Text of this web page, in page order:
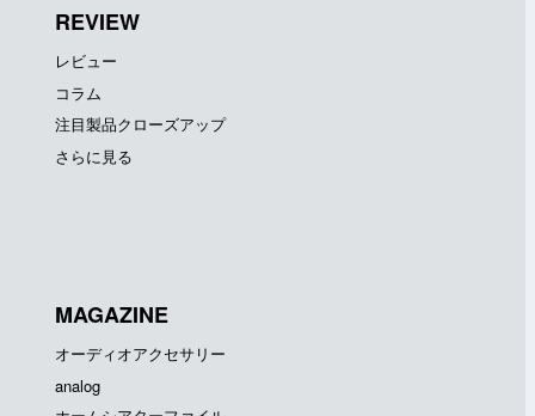
REVIEW
レビュー
コラム
注目製品クローズアップ
さらに見る
MAGAZINE
オーディオアクセサリー
analog